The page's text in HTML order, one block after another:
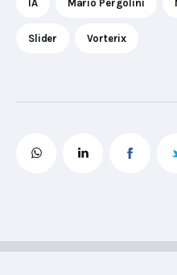
IA Mario Pergolini
Slider Vorterix